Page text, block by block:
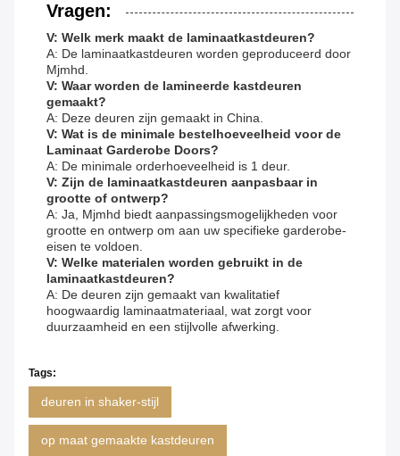
Vragen:
V: Welk merk maakt de laminaatkastdeuren?
A: De laminaatkastdeuren worden geproduceerd door
Mjmhd.
V: Waar worden de lamineerde kastdeuren
gemaakt?
A: Deze deuren zijn gemaakt in China.
V: Wat is de minimale bestelhoeveelheid voor de
Laminaat Garderobe Doors?
A: De minimale orderhoeveelheid is 1 deur.
V: Zijn de laminaatkastdeuren aanpasbaar in
grootte of ontwerp?
A: Ja, Mjmhd biedt aanpassingsmogelijkheden voor
grootte en ontwerp om aan uw specifieke garderobe-
eisen te voldoen.
V: Welke materialen worden gebruikt in de
laminaatkastdeuren?
A: De deuren zijn gemaakt van kwalitatief
hoogwaardig laminaatmateriaal, wat zorgt voor
duurzaamheid en een stijlvolle afwerking.
Tags:
deuren in shaker-stijl
op maat gemaakte kastdeuren